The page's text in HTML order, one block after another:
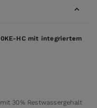
HC mit integriertem
30% Restwassergehalt